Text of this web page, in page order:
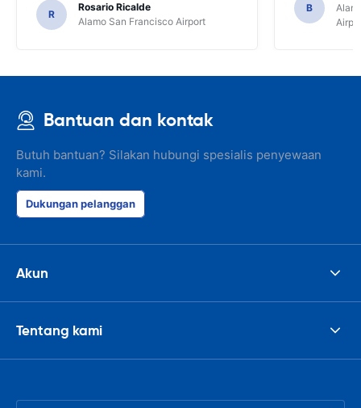
R
Rosario Ricalde
Alamo San Francisco Airport
B
Bantuan dan kontak
Butuh bantuan? Silakan hubungi spesialis penyewaan
kami.
Dukungan pelanggan
Akun
Tentang kami